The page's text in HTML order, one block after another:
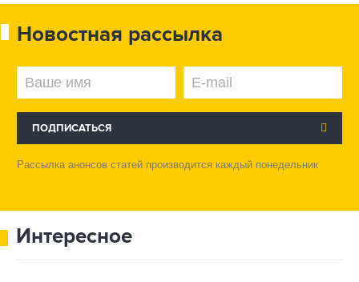
Новостная рассылка
ПОДПИСАТЬСЯ
Рассылка анонсов статей производится каждый понедельник
Интересное